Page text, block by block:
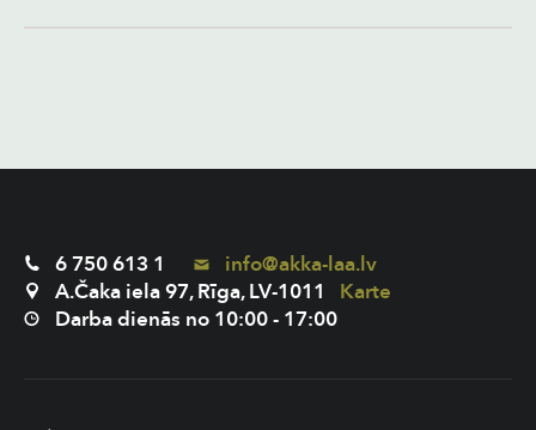
6 750 613 1
info@akka-laa.lv
A.Čaka iela 97, Rīga, LV-1011
Karte
Darba dienās no 10:00 - 17:00